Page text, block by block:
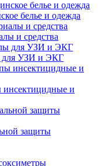
белье и одежда
и средства
для УЗИ и ЭКГ
и
защиты